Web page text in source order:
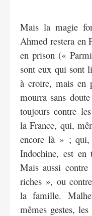
Mais la magie
Ahmed restera en
en prison («
sont eux qui sont
à croire, mais en
mourra sans
toujours contre
la France, qui,
encore là » ;
Indochine, est
Mais aussi
riches », ou
la famille.
mêmes gestes,